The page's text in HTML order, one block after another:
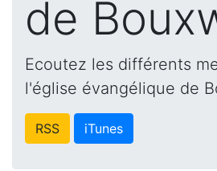
de
Ecoutez les différents
l'église évangélique de
RSS iTunes